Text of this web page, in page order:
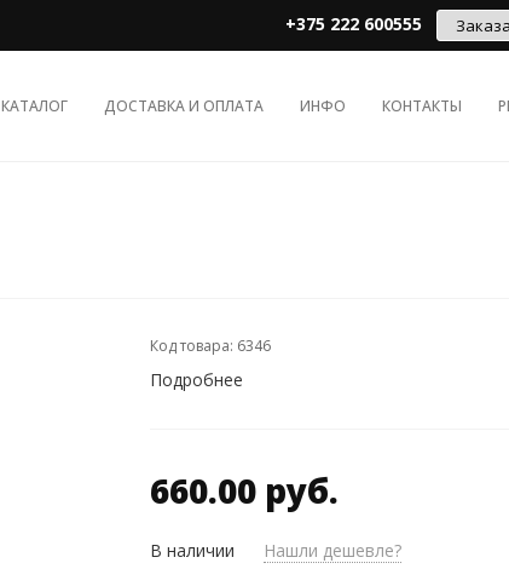
+375 222 600555
КАТАЛОГ ДОСТАВКА И ОПЛАТА ИНФО КОНТАКТЫ
Код товара: 6346
Подробнее
660.00 руб.
В наличии Нашли дешевле?